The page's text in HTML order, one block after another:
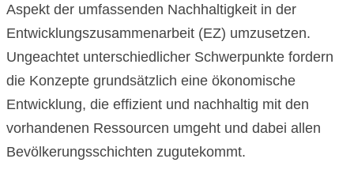
Aspekt der umfassenden Nachhaltigkeit in der
Entwicklungszusammenarbeit (EZ) umzusetzen.
Ungeachtet unterschiedlicher Schwerpunkte fordern
die Konzepte grundsätzlich eine ökonomische
Entwicklung, die effizient und nachhaltig mit den
vorhandenen Ressourcen umgeht und dabei allen
Bevölkerungsschichten zugutekommt.